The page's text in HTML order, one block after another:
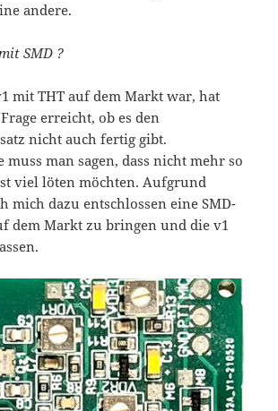
andere.
SMD ?
mit THT auf dem Markt war, hat
erreicht, ob es den
nicht auch fertig gibt.
man sagen, dass nicht mehr so
viel löten möchten. Aufgrund
mich dazu entschlossen eine SMD-
dem Markt zu bringen und die v1